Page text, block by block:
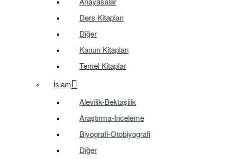
Ders Kitapları
Diğer
Kanun Kitapları
Temel Kitaplar
İslam
Alevilik-Bektaşilik
Araştırma-Inceleme
Biyografi-Otobiyografi
Diğer